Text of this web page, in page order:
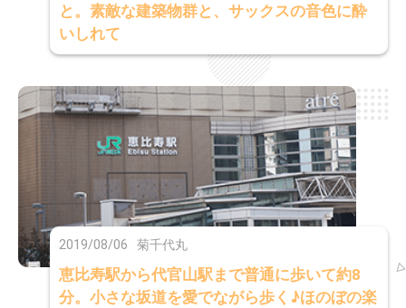
と。素敵な建築物群と、サックスの音色に酔
いしれて
2019/08/06 菊千代丸
恵比寿駅から代官山駅まで普通に歩いて約8
分。小さな坂道を愛でながら歩く♪ほのぼの楽